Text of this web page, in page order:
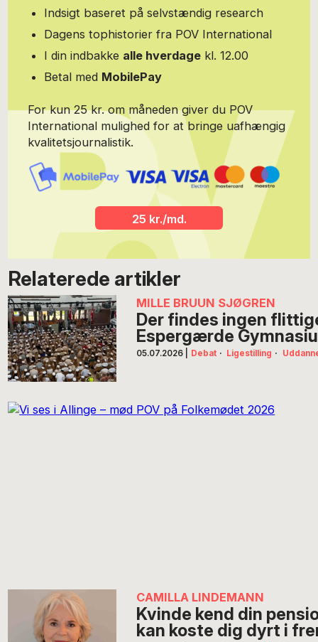
Indsigt baseret på selvstændig research
Dagens tophistorier fra POV International
I din indbakke alle hverdage kl. 12.00
Betal med MobilePay
For kun 25 kr. om måneden giver du POV
International mulighed for at bringe uafhængig
kvalitetsjournalistik.
25 kr./md.
Relaterede artikler
MILLE BRUUN SJØGREN
Der findes ingen
Espergærde
05.07.2026 Debat · Ligestilling ·
CAMILLA LINDEMANN
Kvinde kend din
kan koste dig dyrt i